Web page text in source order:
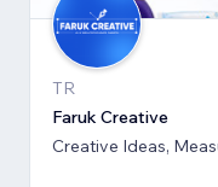
TR
Faruk Creative
Creative Ideas,